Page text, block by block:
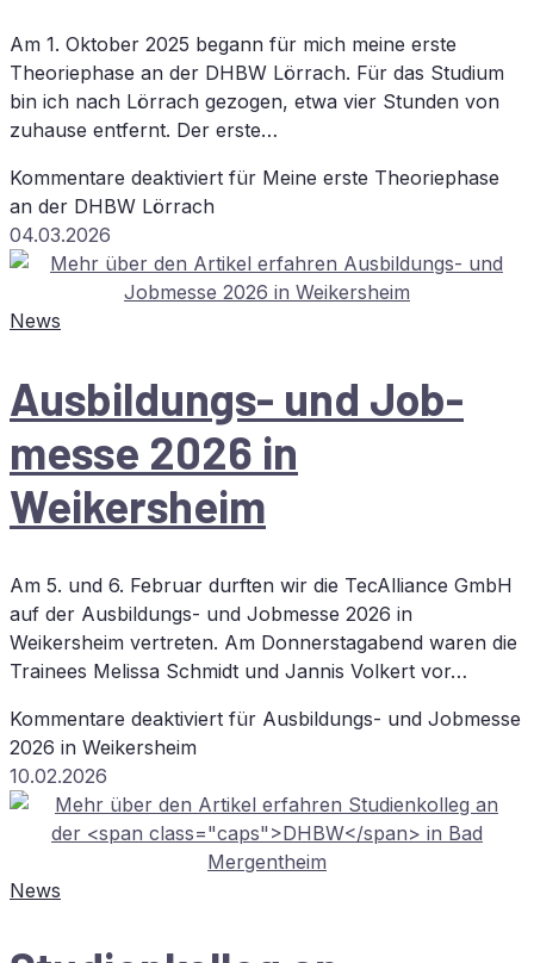
Am 1. Oktober 2025 begann für mich meine erste
Theoriephase an der DHBW Lörrach. Für das Studium
bin ich nach Lörrach gezogen, etwa vier Stunden von
zuhause entfernt. Der erste…
Kommentare deaktiviert für Mei­ne ers­te Theo­rie­pha­se
an der DHBW Lörrach
04.03.2026
News
Aus­bil­dungs- und Job­
mes­se 2026 in
Weikersheim
Am 5. und 6. Februar durften wir die TecAlliance GmbH
auf der Ausbildungs- und Jobmesse 2026 in
Weikersheim vertreten. Am Donnerstagabend waren die
Trainees Melissa Schmidt und Jannis Volkert vor…
Kommentare deaktiviert für Aus­bil­dungs- und Job­mes­se
2026 in Weikersheim
10.02.2026
News